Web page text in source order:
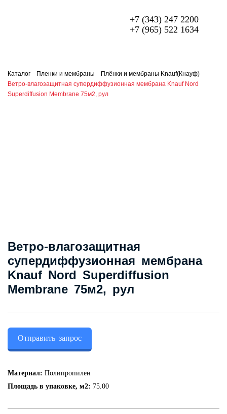
+7 (343) 247 2200
+7 (965) 522 1634
ПРОФЛИСТ
ФАСАДЫ
Контакты
+7 (343) 247 2200
Каталог—Пленки и мембраны—Плёнки и мембраны Knauf(Кнауф)—
Ветро-влагозащитная супердиффузионная мембрана Knauf Nord
Superdiffusion Membrane 75м2, рул
Ветро-влагозащитная
супердиффузионная мембрана
Knauf Nord Superdiffusion
Membrane 75м2, рул
Отправить запрос
Материал: Полипропилен
Площадь в упаковке, м2: 75.00